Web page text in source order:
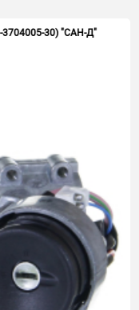
30) "САН-Д"